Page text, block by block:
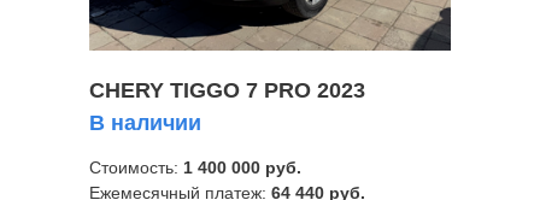
Стоимость: 1 400 000 руб.
Ежемесячный платеж: 64 440 руб.
CHERY TIGGO 7 PRO 2023
В наличии